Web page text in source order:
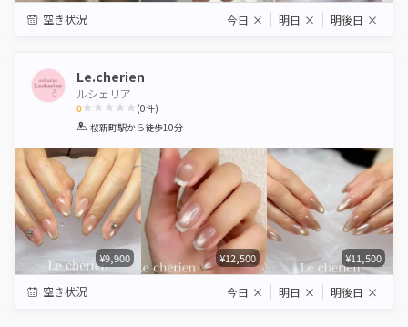
空き状況 今日 × 明日 × 明後日 ×
Le.cherien
ルシェリア
0
1 2 3 4 5
(0件)
桜新町駅から徒歩10分
¥9,900 ¥12,500 ¥11,500
空き状況 今日 × 明日 × 明後日 ×